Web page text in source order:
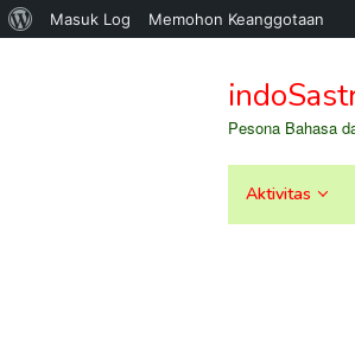
Tentang
Masuk Log Memohon Keanggotaan
konten
Pesona Bahasa
Aktivitas